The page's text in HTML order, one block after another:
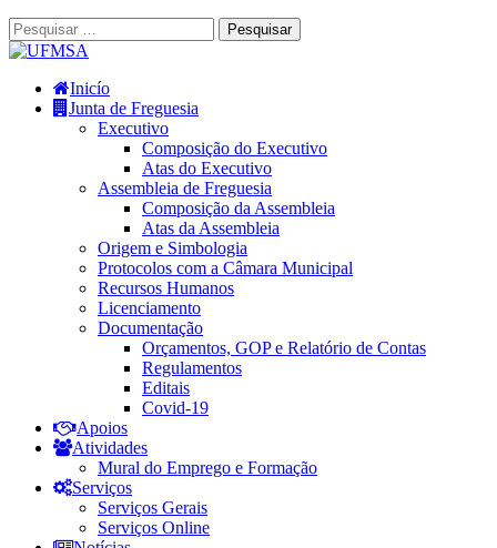
Inicío
Junta de Freguesia
Executivo
Composição do Executivo
Atas do Executivo
Assembleia de Freguesia
Composição da Assembleia
Atas da Assembleia
Origem e Simbologia
Protocolos com a Câmara Municipal
Recursos Humanos
Licenciamento
Documentação
Orçamentos, GOP e Relatório de Contas
Regulamentos
Editais
Covid-19
Apoios
Atividades
Mural do Emprego e Formação
Serviços
Serviços Gerais
Serviços Online